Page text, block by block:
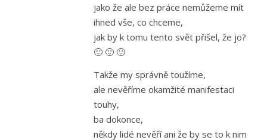
jako že ale bez práce nemůžeme mít
ihned vše, co chceme,
jak by k tomu tento svět přišel, že jo?
🙂 🙂 🙂
Takže my správně toužíme,
ale nevěříme okamžité manifestaci
touhy,
ba dokonce,
někdy lidé nevěří ani že by se to k nim